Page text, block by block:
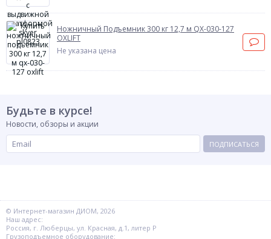
Ножничный Подъемник 300 кг 12,7 м QX-030-127
OXLIFT
Не указана цена
Будьте в курсе!
Новости, обзоры и акции
ПОДПИСАТЬСЯ
© Интернет-магазин ДИОМ, 2026
Наш адрес:
Россия, г. Люберцы, ул. Красная, д.1, литер Р
Грузоподъемное оборудование: